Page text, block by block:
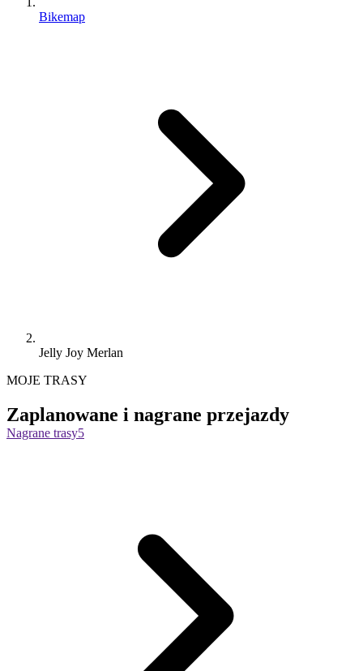
Bikemap
Jelly Joy Merlan
MOJE TRASY
Zaplanowane i nagrane przejazdy
Nagrane trasy5